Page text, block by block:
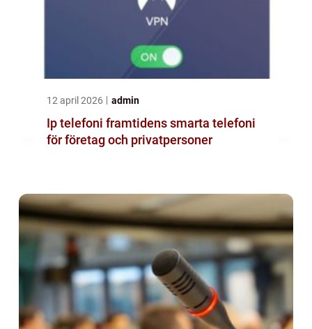
12 april 2026 admin
Ip telefoni framtidens smarta telefoni
för företag och privatpersoner